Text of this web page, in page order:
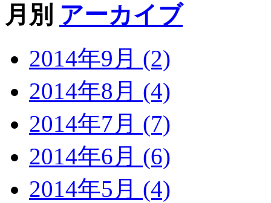
月別 アーカイブ
2014年9月 (2)
2014年8月 (4)
2014年7月 (7)
2014年6月 (6)
2014年5月 (4)